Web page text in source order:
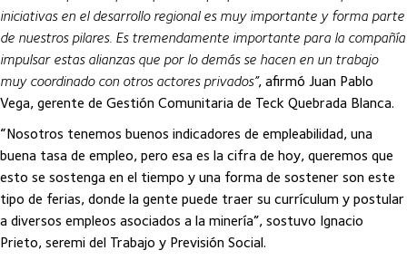
iniciativas en el desarrollo regional es muy importante y forma parte
de nuestros pilares. Es tremendamente importante para la compañía
impulsar estas alianzas que por lo demás se hacen en un trabajo
muy coordinado con otros actores privados”, afirmó Juan Pablo
Vega, gerente de Gestión Comunitaria de Teck Quebrada Blanca.
“Nosotros tenemos buenos indicadores de empleabilidad, una
buena tasa de empleo, pero esa es la cifra de hoy, queremos que
esto se sostenga en el tiempo y una forma de sostener son este
tipo de ferias, donde la gente puede traer su currículum y postular
a diversos empleos asociados a la minería”, sostuvo Ignacio
Prieto, seremi del Trabajo y Previsión Social.